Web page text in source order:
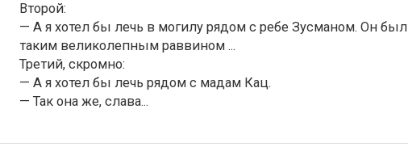
Второй:
— А я хотел бы лечь в могилу рядом с ребе Зусманом. Он был
таким великолепным раввином ...
Третий, скромно:
— А я хотел бы лечь рядом с мадам Кац.
— Так она же, слава...